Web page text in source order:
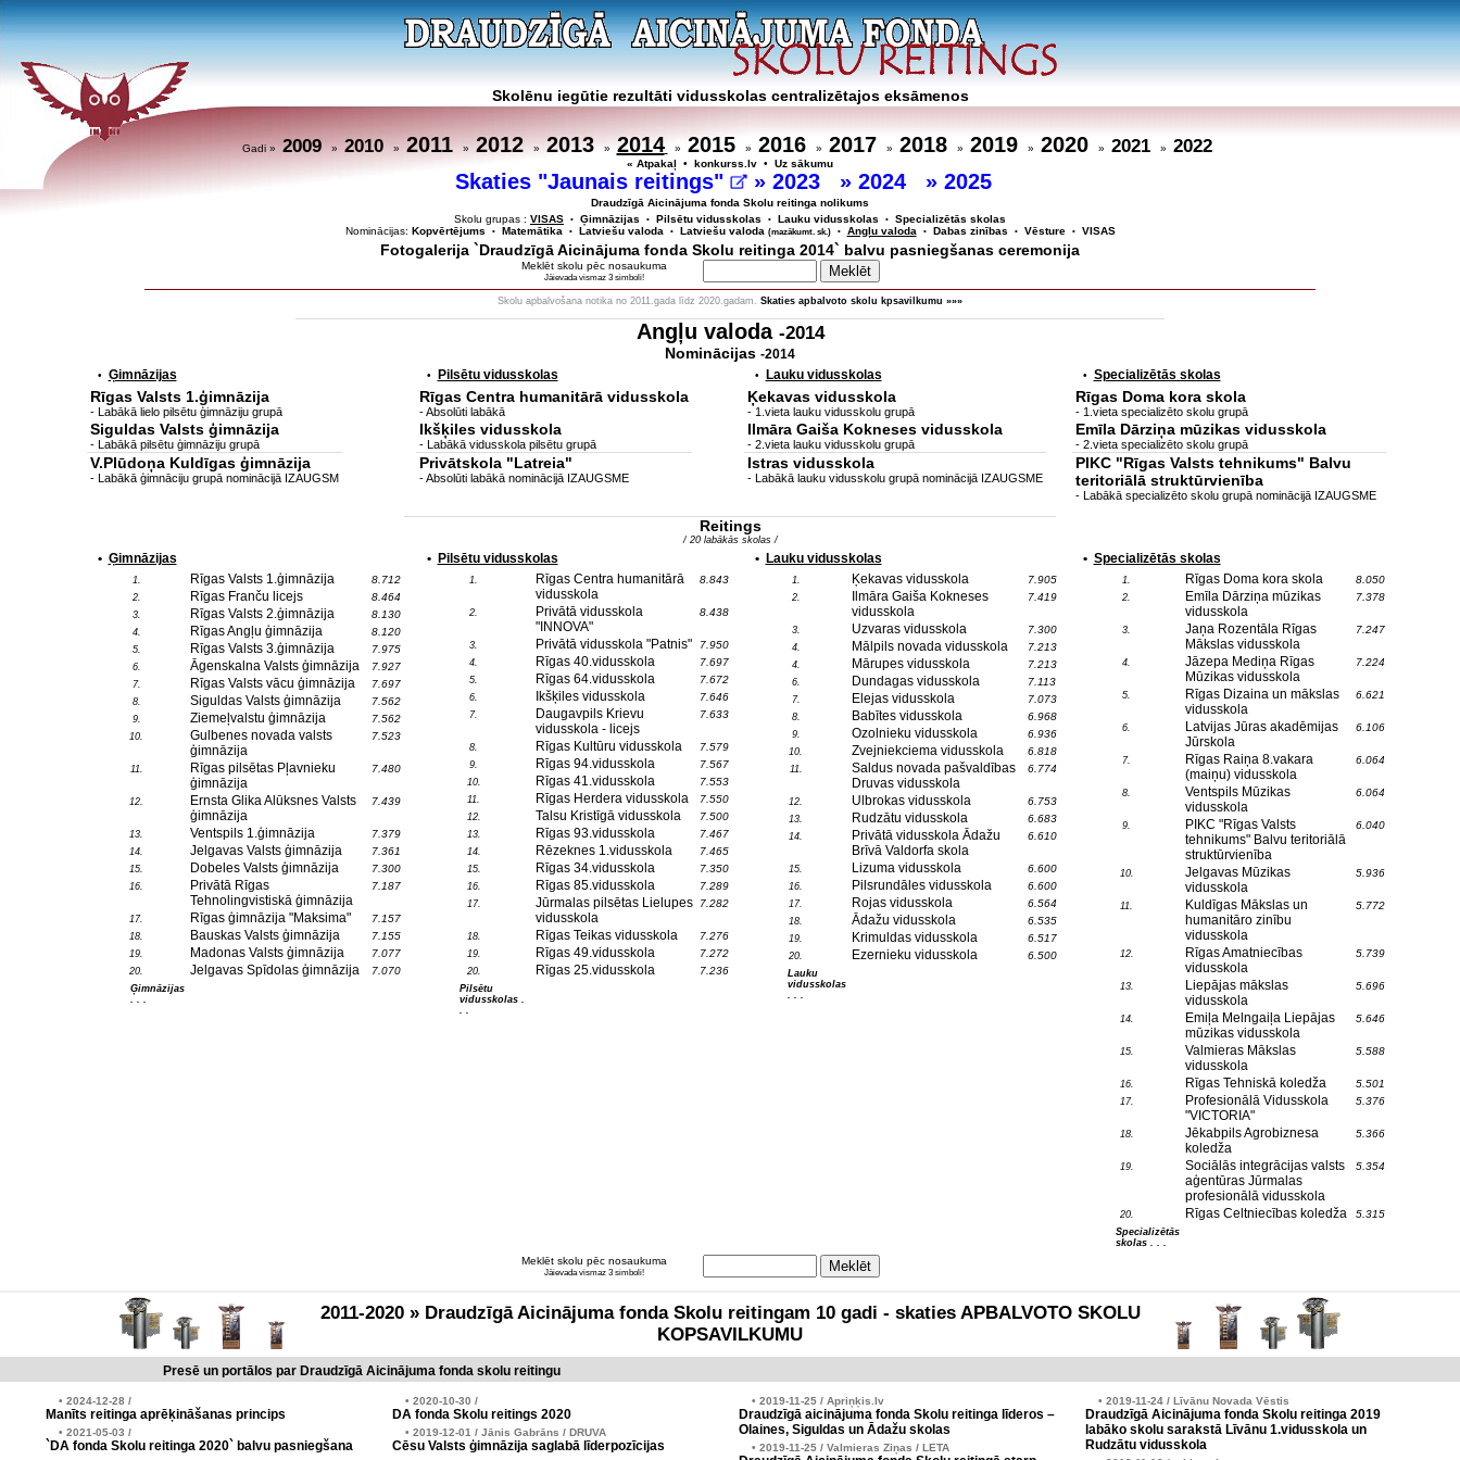
Skolēnu iegūtie rezultāti vidusskolas centralizētajos eksāmenos
Gadi » 2009 » 2010 » 2011 » 2012 » 2013 » 2014 » 2015 » 2016 » 2017 » 2018 » 2019 » 2020 » 2021 » 2022
« Atpakaļ • konkurss.lv • Uz sākumu
Skaties "Jaunais reitings" » 2023 » 2024 » 2025
Draudzīgā Aicinājuma fonda Skolu reitinga nolikums
Skolu grupas : VISAS • Ģimnāzijas • Pilsētu vidusskolas • Lauku vidusskolas • Specializētās skolas
Nominācijas: Kopvērtējums • Matemātika • Latviešu valoda • Latviešu valoda (mazākumt. sk.) • Angļu valoda • Dabas zinības • Vēsture • VISAS
Fotogalerija `Draudzīgā Aicinājuma fonda Skolu reitinga 2014` balvu pasniegšanas ceremonija
Meklēt skolu pēc nosaukuma
Jāievada vismaz 3 simboli!
Skolu apbalvošana notika no 2011.gada līdz 2020.gadam. Skaties apbalvoto skolu kpsavilkumu »»»
Angļu valoda -2014
Nominācijas -2014
• Ģimnāzijas
Rīgas Valsts 1.ģimnāzija
- Labākā lielo pilsētu ģimnāziju grupā
Siguldas Valsts ģimnāzija
- Labākā pilsētu ģimnāziju grupā
V.Plūdoņa Kuldīgas ģimnāzija
- Labākā ģimnāciju grupā nominācijā IZAUGSM
• Pilsētu vidusskolas
Rīgas Centra humanitārā vidusskola
- Absolūti labākā
Ikšķiles vidusskola
- Labākā vidusskola pilsētu grupā
Privātskola "Latreia"
- Absolūti labākā nominācijā IZAUGSME
• Lauku vidusskolas
Ķekavas vidusskola
- 1.vieta lauku vidusskolu grupā
Ilmāra Gaiša Kokneses vidusskola
- 2.vieta lauku vidusskolu grupā
Istras vidusskola
- Labākā lauku vidusskolu grupā nominācijā IZAUGSME
• Specializētās skolas
Rīgas Doma kora skola
- 1.vieta specializēto skolu grupā
Emīla Dārziņa mūzikas vidusskola
- 2.vieta specializēto skolu grupā
PIKC "Rīgas Valsts tehnikums" Balvu
teritoriālā struktūrvienība
- Labākā specializēto skolu grupā nominācijā IZAUGSME
Reitings
/ 20 labākās skolas /
• Ģimnāzijas
1. Rīgas Valsts 1.ģimnāzija 8.712
2. Rīgas Franču licejs 8.464
3. Rīgas Valsts 2.ģimnāzija 8.130
4. Rīgas Angļu ģimnāzija 8.120
5. Rīgas Valsts 3.ģimnāzija 7.975
6. Āgenskalna Valsts ģimnāzija 7.927
7. Rīgas Valsts vācu ģimnāzija 7.697
8. Siguldas Valsts ģimnāzija 7.562
9. Ziemeļvalstu ģimnāzija 7.562
10.
Gulbenes novada valsts
ģimnāzija
7.523
11.
Rīgas pilsētas Pļavnieku
ģimnāzija
7.480
12.
Ernsta Glika Alūksnes Valsts
ģimnāzija
7.439
13. Ventspils 1.ģimnāzija 7.379
14. Jelgavas Valsts ģimnāzija 7.361
15. Dobeles Valsts ģimnāzija 7.300
16.
Privātā Rīgas
Tehnolingvistiskā ģimnāzija
7.187
17. Rīgas ģimnāzija "Maksima" 7.157
18. Bauskas Valsts ģimnāzija 7.155
19. Madonas Valsts ģimnāzija 7.077
20. Jelgavas Spīdolas ģimnāzija 7.070
Ģimnāzijas
. . .
• Pilsētu vidusskolas
1.
Rīgas Centra humanitārā
vidusskola
8.843
2.
Privātā vidusskola
"INNOVA"
8.438
3. Privātā vidusskola "Patnis" 7.950
4. Rīgas 40.vidusskola 7.697
5. Rīgas 64.vidusskola 7.672
6. Ikšķiles vidusskola 7.646
7.
Daugavpils Krievu
vidusskola - licejs
7.633
8. Rīgas Kultūru vidusskola 7.579
9. Rīgas 94.vidusskola 7.567
10. Rīgas 41.vidusskola 7.553
11. Rīgas Herdera vidusskola 7.550
12. Talsu Kristīgā vidusskola 7.500
13. Rīgas 93.vidusskola 7.467
14. Rēzeknes 1.vidusskola 7.465
15. Rīgas 34.vidusskola 7.350
16. Rīgas 85.vidusskola 7.289
17.
Jūrmalas pilsētas Lielupes
vidusskola
7.282
18. Rīgas Teikas vidusskola 7.276
19. Rīgas 49.vidusskola 7.272
20. Rīgas 25.vidusskola 7.236
Pilsētu
vidusskolas .
. .
• Lauku vidusskolas
1. Ķekavas vidusskola 7.905
2.
Ilmāra Gaiša Kokneses
vidusskola
7.419
3. Uzvaras vidusskola 7.300
4. Mālpils novada vidusskola 7.213
4. Mārupes vidusskola 7.213
6. Dundagas vidusskola 7.113
7. Elejas vidusskola 7.073
8. Babītes vidusskola 6.968
9. Ozolnieku vidusskola 6.936
10. Zvejniekciema vidusskola 6.818
11.
Saldus novada pašvaldības
Druvas vidusskola
6.774
12. Ulbrokas vidusskola 6.753
13. Rudzātu vidusskola 6.683
14.
Privātā vidusskola Ādažu
Brīvā Valdorfa skola
6.610
15. Lizuma vidusskola 6.600
16. Pilsrundāles vidusskola 6.600
17. Rojas vidusskola 6.564
18. Ādažu vidusskola 6.535
19. Krimuldas vidusskola 6.517
20. Ezernieku vidusskola 6.500
Lauku
vidusskolas
. . .
• Specializētās skolas
1. Rīgas Doma kora skola 8.050
2.
Emīla Dārziņa mūzikas
vidusskola
7.378
3.
Jaņa Rozentāla Rīgas
Mākslas vidusskola
7.247
4.
Jāzepa Mediņa Rīgas
Mūzikas vidusskola
7.224
5.
Rīgas Dizaina un mākslas
vidusskola
6.621
6.
Latvijas Jūras akadēmijas
Jūrskola
6.106
7.
Rīgas Raiņa 8.vakara
(maiņu) vidusskola
6.064
8.
Ventspils Mūzikas
vidusskola
6.064
9.
PIKC "Rīgas Valsts
tehnikums" Balvu teritoriālā
struktūrvienība
6.040
10.
Jelgavas Mūzikas
vidusskola
5.936
11.
Kuldīgas Mākslas un
humanitāro zinību
vidusskola
5.772
12.
Rīgas Amatniecības
vidusskola
5.739
13.
Liepājas mākslas
vidusskola
5.696
14.
Emiļa Melngaiļa Liepājas
mūzikas vidusskola
5.646
15.
Valmieras Mākslas
vidusskola
5.588
16. Rīgas Tehniskā koledža 5.501
17.
Profesionālā Vidusskola
"VICTORIA"
5.376
18.
Jēkabpils Agrobiznesa
koledža
5.366
19.
Sociālās integrācijas valsts
aģentūras Jūrmalas
profesionālā vidusskola
5.354
20. Rīgas Celtniecības koledža 5.315
Specializētās
skolas . . .
Meklēt skolu pēc nosaukuma
Jāievada vismaz 3 simboli!
2011-2020 » Draudzīgā Aicinājuma fonda Skolu reitingam 10 gadi - skaties APBALVOTO SKOLU
KOPSAVILKUMU
Presē un portālos par Draudzīgā Aicinājuma fonda skolu reitingu
• 2024-12-28 /
Manīts reitinga aprēķināšanas princips
• 2021-05-03 /
`DA fonda Skolu reitinga 2020` balvu pasniegšana
• 2020-10-30 /
DA fonda Skolu reitings 2020
• 2019-12-01 / Jānis Gabrāns / DRUVA
Cēsu Valsts ģimnāzija saglabā līderpozīcijas
• 2019-11-25 / Apriņķis.lv
Draudzīgā aicinājuma fonda Skolu reitinga līderos –
Olaines, Siguldas un Ādažu skolas
• 2019-11-25 / Valmieras Ziņas / LETA
• 2019-11-24 / Līvānu Novada Vēstis
Draudzīgā Aicinājuma fonda Skolu reitinga 2019
labāko skolu sarakstā Līvānu 1.vidusskola un
Rudzātu vidusskola